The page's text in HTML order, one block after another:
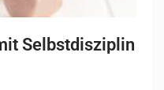
Selbstdisziplin